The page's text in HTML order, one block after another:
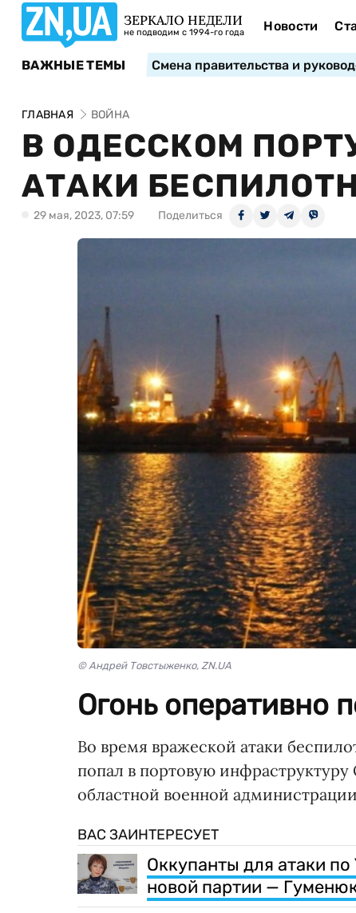
ЗЕРКАЛО НЕДЕЛИ
не подводим с 1994-го года Новости
ВАЖНЫЕ ТЕМЫ Смена правительства и
ГЛАВНАЯ ВОЙНА
В ОДЕССКОМ
АТАКИ
29 мая, 2023, 07:59 Поделиться
© Андрей Товстыженко, ZN.UA
Огонь оперативно
Во время вражеской атаки
попал в портовую
областной военной
ВАС ЗАИНТЕРЕСУЕТ
Оккупанты для атаки
новой партии —